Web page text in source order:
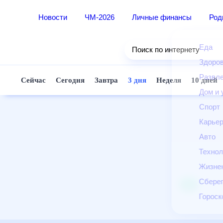
Новости ЧМ-2026 Личные финансы
Еда
Дом
Спорт
Авто
Поиск по интернету
Сейчас Сегодня Завтра 3 дня Неделя 10